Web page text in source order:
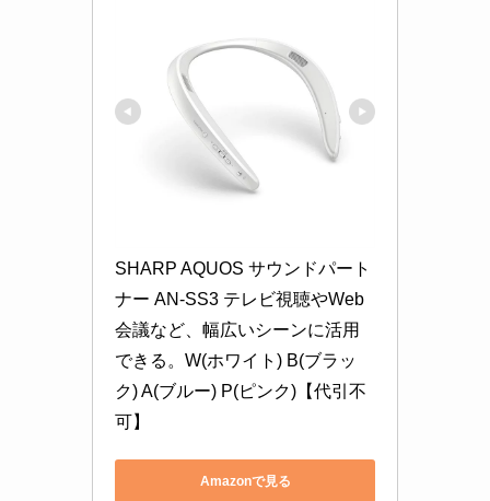
SHARP AQUOS サウンドパート
ナー AN-SS3 テレビ視聴やWeb
会議など、幅広いシーンに活用
できる。W(ホワイト) B(ブラッ
ク) A(ブルー) P(ピンク)【代引不
可】
Amazonで見る